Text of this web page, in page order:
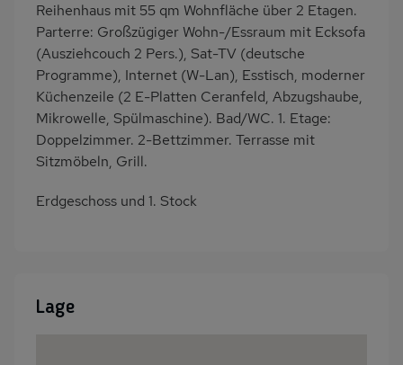
Reihenhaus mit 55 qm Wohnfläche über 2 Etagen.
Parterre: Großzügiger Wohn-/Essraum mit Ecksofa
(Ausziehcouch 2 Pers.), Sat-TV (deutsche
Programme), Internet (W-Lan), Esstisch, moderner
Küchenzeile (2 E-Platten Ceranfeld, Abzugshaube,
Mikrowelle, Spülmaschine). Bad/WC. 1. Etage:
Doppelzimmer. 2-Bettzimmer. Terrasse mit
Sitzmöbeln, Grill.
Erdgeschoss und 1. Stock
Lage